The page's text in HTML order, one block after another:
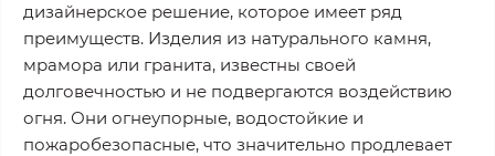
дизайнерское решение, которое имеет ряд
преимуществ. Изделия из натурального камня,
мрамора или гранита, известны своей
долговечностью и не подвергаются воздействию
огня. Они огнеупорные, водостойкие и
пожаробезопасные, что значительно продлевает